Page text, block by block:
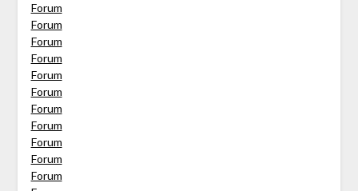
Forum
Forum
Forum
Forum
Forum
Forum
Forum
Forum
Forum
Forum
Forum